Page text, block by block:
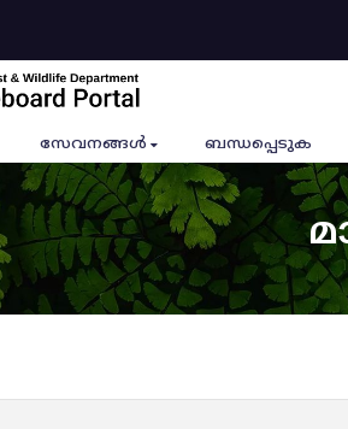
സേവനങ്ങൾ ബന്ധപ്പെടുക